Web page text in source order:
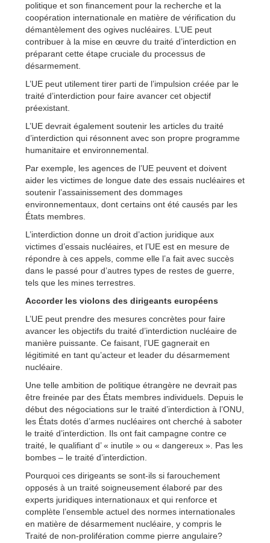
politique et son financement pour la recherche et la
coopération internationale en matière de vérification du
démantèlement des ogives nucléaires. L’UE peut
contribuer à la mise en œuvre du traité d’interdiction en
préparant cette étape cruciale du processus de
désarmement.
L’UE peut utilement tirer parti de l’impulsion créée par le
traité d’interdiction pour faire avancer cet objectif
préexistant.
L’UE devrait également soutenir les articles du traité
d’interdiction qui résonnent avec son propre programme
humanitaire et environnemental.
Par exemple, les agences de l’UE peuvent et doivent
aider les victimes de longue date des essais nucléaires et
soutenir l’assainissement des dommages
environnementaux, dont certains ont été causés par les
États membres.
L’interdiction donne un droit d’action juridique aux
victimes d’essais nucléaires, et l’UE est en mesure de
répondre à ces appels, comme elle l’a fait avec succès
dans le passé pour d’autres types de restes de guerre,
tels que les mines terrestres.
Accorder les violons des dirigeants européens
L’UE peut prendre des mesures concrètes pour faire
avancer les objectifs du traité d’interdiction nucléaire de
manière puissante. Ce faisant, l’UE gagnerait en
légitimité en tant qu’acteur et leader du désarmement
nucléaire.
Une telle ambition de politique étrangère ne devrait pas
être freinée par des États membres individuels. Depuis le
début des négociations sur le traité d’interdiction à l’ONU,
les États dotés d’armes nucléaires ont cherché à saboter
le traité d’interdiction. Ils ont fait campagne contre ce
traité, le qualifiant d’ « inutile » ou « dangereux ». Pas les
bombes – le traité d’interdiction.
Pourquoi ces dirigeants se sont-ils si farouchement
opposés à un traité soigneusement élaboré par des
experts juridiques internationaux et qui renforce et
complète l’ensemble actuel des normes internationales
en matière de désarmement nucléaire, y compris le
Traité de non-prolifération comme pierre angulaire?